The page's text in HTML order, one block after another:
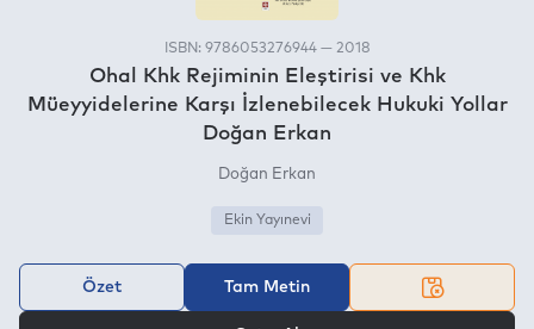
ISBN: 9786053276944 — 2018
Ohal Khk Rejiminin Eleştirisi ve Khk
Müeyyidelerine Karşı İzlenebilecek Hukuki Yollar
Doğan Erkan
Doğan Erkan
Ekin Yayınevi
Özet Tam Metin